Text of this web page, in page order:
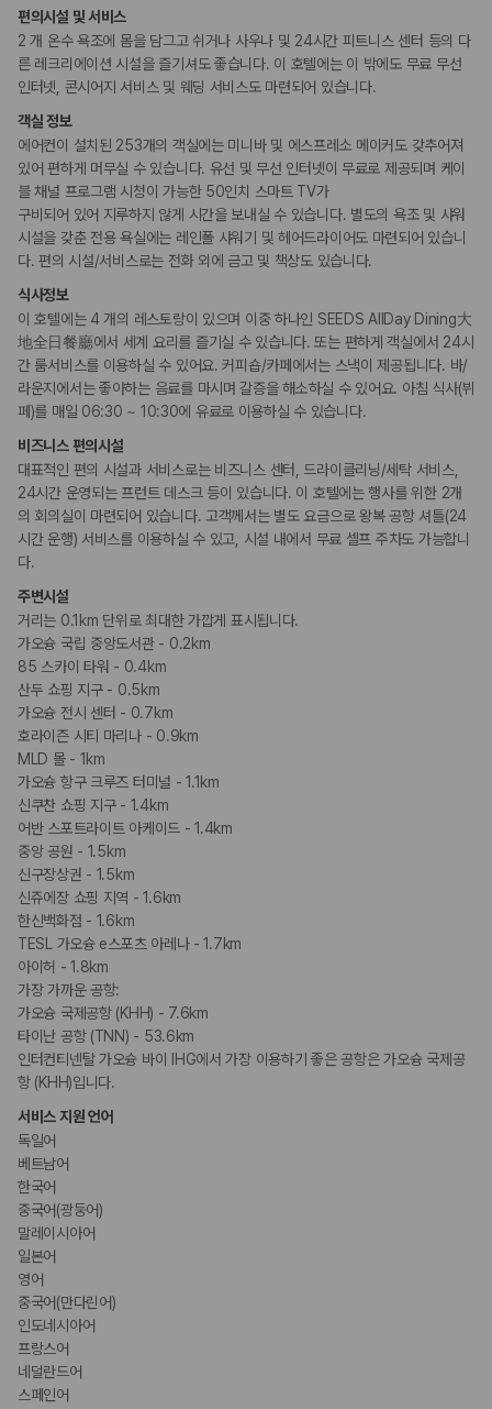
포터/벨보이
다국어 구사 가능 직원
웰빙 및 피트니스
피트니스/헬스시설
사우나/스파
액티비티
수영장
비즈니스
회의공간
연회장
장애인 편의시설
휠체어로 이용가능한 주차장
휠체어 이용 가능 화장실
흡연 시설
금연 숙박 시설
커플/프라이빗 다이닝
편의시설 및 서비스
2 개 온수 욕조에 몸을 담그고 쉬거나 사우나 및 24시간 피트니스 센터 등의 다
른 레크리에이션 시설을 즐기셔도 좋습니다. 이 호텔에는 이 밖에도 무료 무선
인터넷, 콘시어지 서비스 및 웨딩 서비스도 마련되어 있습니다.
객실 정보
에어컨이 설치된 253개의 객실에는 미니바 및 에스프레소 메이커도 갖추어져
있어 편하게 머무실 수 있습니다. 유선 및 무선 인터넷이 무료로 제공되며 케이
블 채널 프로그램 시청이 가능한 50인치 스마트 TV가
구비되어 있어 지루하지 않게 시간을 보내실 수 있습니다. 별도의 욕조 및 샤워
시설을 갖춘 전용 욕실에는 레인폴 샤워기 및 헤어드라이어도 마련되어 있습니
다. 편의 시설/서비스로는 전화 외에 금고 및 책상도 있습니다.
식사정보
이 호텔에는 4 개의 레스토랑이 있으며 이중 하나인 SEEDS AllDay Dining大
地全日餐廳에서 세계 요리를 즐기실 수 있습니다. 또는 편하게 객실에서 24시
간 룸서비스를 이용하실 수 있어요. 커피숍/카페에서는 스낵이 제공됩니다. 바/
라운지에서는 좋아하는 음료를 마시며 갈증을 해소하실 수 있어요. 아침 식사(뷔
페)를 매일 06:30 ~ 10:30에 유료로 이용하실 수 있습니다.
비즈니스 편의시설
대표적인 편의 시설과 서비스로는 비즈니스 센터, 드라이클리닝/세탁 서비스,
24시간 운영되는 프런트 데스크 등이 있습니다. 이 호텔에는 행사를 위한 2개
의 회의실이 마련되어 있습니다. 고객께서는 별도 요금으로 왕복 공항 셔틀(24
시간 운행) 서비스를 이용하실 수 있고, 시설 내에서 무료 셀프 주차도 가능합니
다.
주변시설
거리는 0.1km 단위로 최대한 가깝게 표시됩니다.
가오슝 국립 중앙도서관 - 0.2km
85 스카이 타워 - 0.4km
산두 쇼핑 지구 - 0.5km
가오슝 전시 센터 - 0.7km
호라이즌 시티 마리나 - 0.9km
MLD 몰 - 1km
가오슝 항구 크루즈 터미널 - 1.1km
신쿠찬 쇼핑 지구 - 1.4km
어반 스포트라이트 아케이드 - 1.4km
중앙 공원 - 1.5km
신구장상권 - 1.5km
신쥬에장 쇼핑 지역 - 1.6km
한신백화점 - 1.6km
TESL 가오슝 e스포츠 아레나 - 1.7km
아이허 - 1.8km
가장 가까운 공항:
가오슝 국제공항 (KHH) - 7.6km
타이난 공항 (TNN) - 53.6km
인터컨티넨탈 가오슝 바이 IHG에서 가장 이용하기 좋은 공항은 가오슝 국제공
항 (KHH)입니다.
서비스 지원 언어
독일어
베트남어
한국어
중국어(광둥어)
말레이시아어
일본어
영어
중국어(만다린어)
인도네시아어
프랑스어
네덜란드어
스페인어